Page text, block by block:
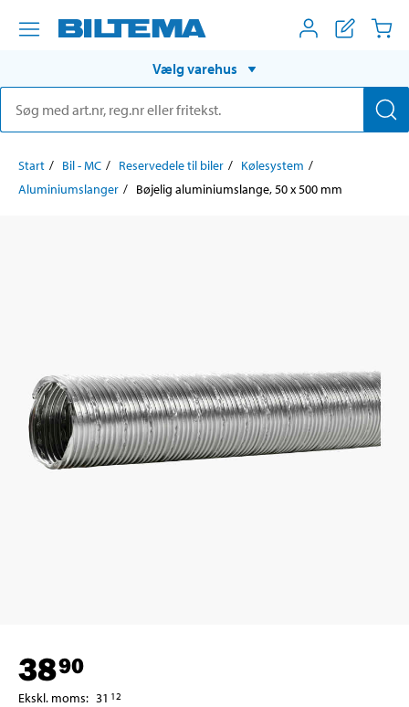
Vælg varehus
Start Bil - MC Reservedele til biler
Kølesystem
Aluminiumslanger
Bøjelig aluminiumslange, 50 x 500 mm
3890
Ekskl. moms: 31 12